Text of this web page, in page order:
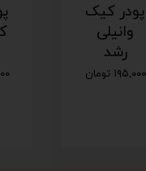
پودر کیک
وانیلی
رشد
۱۹۵,۰۰۰ تومان